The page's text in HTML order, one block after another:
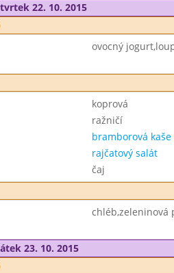
22. 10. 2015
ovocný
koprová
ražničí
bramborová kaše
rajčatový salát
čaj
chléb,zeleninová
23. 10. 2015